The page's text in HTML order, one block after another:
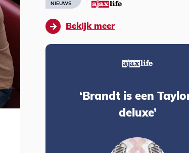
NIEUWS
Bekijk meer
‘Brandt is een
deluxe’